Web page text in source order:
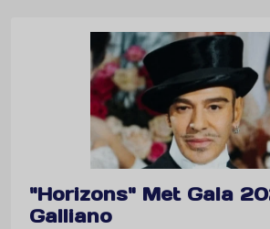
"Horizons" Met Gala
Galliano